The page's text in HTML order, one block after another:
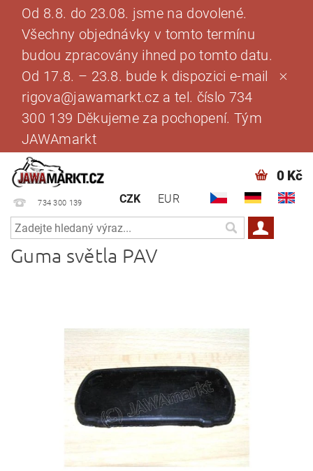
Od 8.8. do 23.08. jsme na dovolené.
Všechny objednávky v tomto termínu
budou zpracovány ihned po tomto datu.
Od 17.8. – 23.8. bude k dispozici e-mail
rigova@jawamarkt.cz a tel. číslo 734
300 139 Děkujeme za pochopení. Tým
JAWAmarkt
734 300 139 CZK EUR
0 Kč
Guma světla PAV